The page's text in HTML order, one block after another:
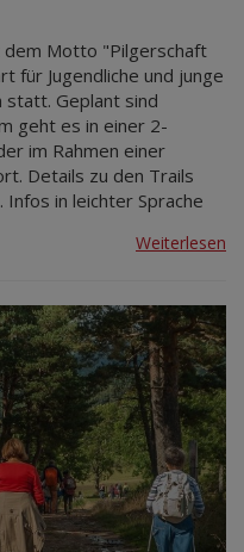
dem Motto "Pilgerschaft
für Jugendliche und junge
statt. Geplant sind
geht es in einer 2-
im Rahmen einer
Details zu den Trails
in leichter Sprache
Weiterlesen